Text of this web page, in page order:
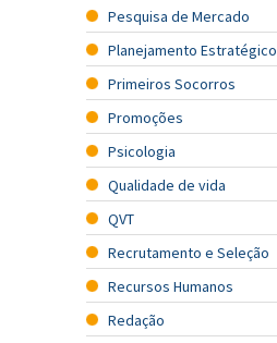
Pesquisa de Mercado
Planejamento Estratégico
Primeiros Socorros
Promoções
Psicologia
Qualidade de vida
QVT
Recrutamento e Seleção
Recursos Humanos
Redação